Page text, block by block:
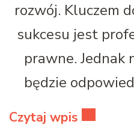
rozwój. Kluczem
sukcesu jest
prawne. Jednak
będzie
Czytaj wpis